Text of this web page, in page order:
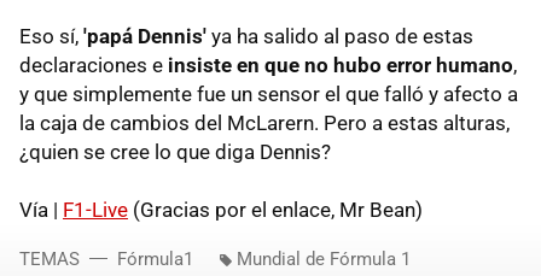
Eso sí, 'papá Dennis' ya ha salido al paso de estas
declaraciones e insiste en que no hubo error humano,
y que simplemente fue un sensor el que falló y afecto a
la caja de cambios del McLarern. Pero a estas alturas,
¿quien se cree lo que diga Dennis?
Vía | F1-Live (Gracias por el enlace, Mr Bean)
TEMAS Fórmula1 Mundial de Fórmula 1